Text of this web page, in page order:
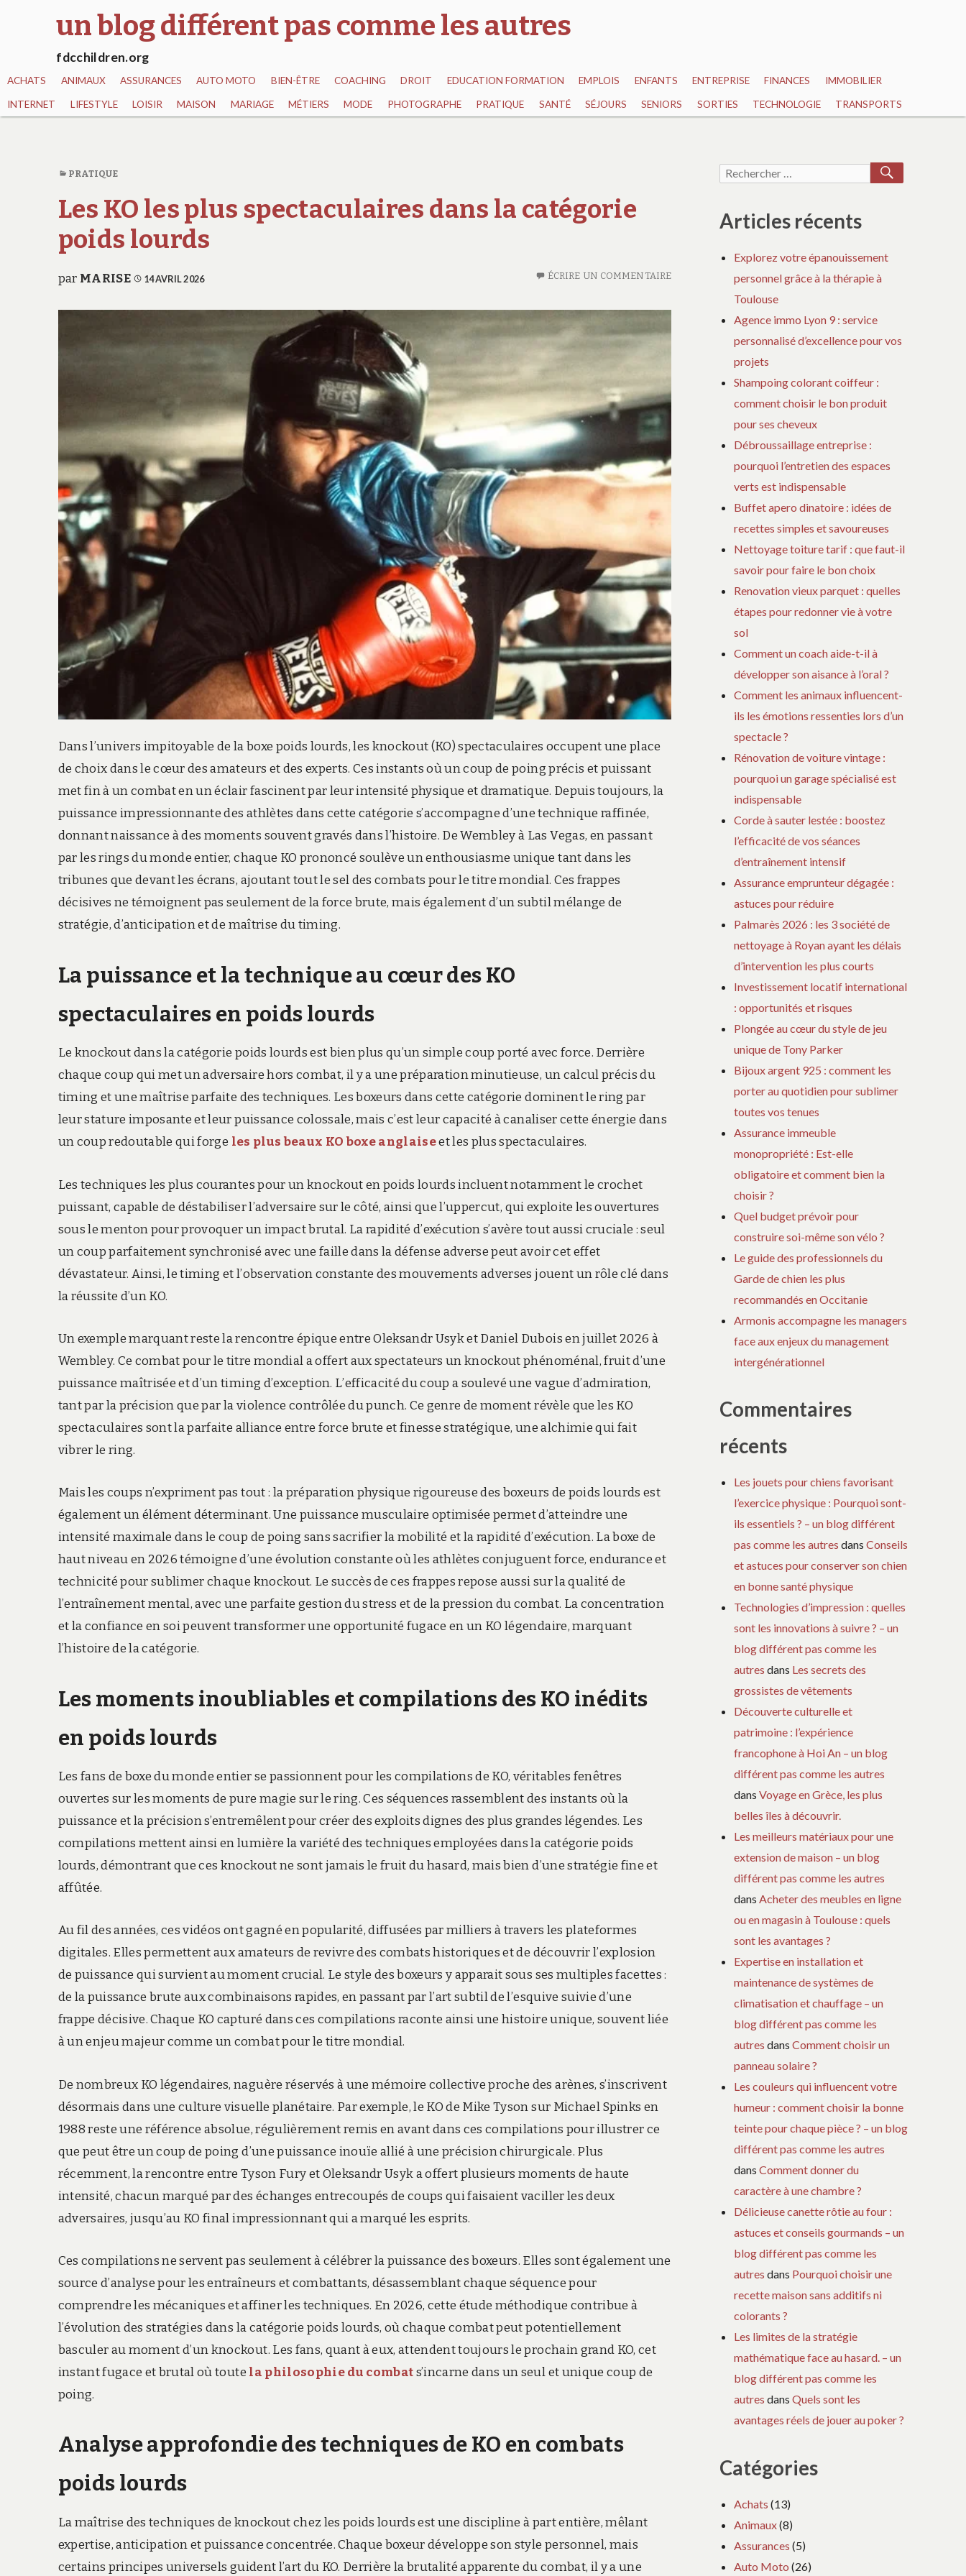
un blog différent pas comme les autres
fdcchildren.org
ACHATS ANIMAUX ASSURANCES AUTO MOTO BIEN-ÊTRE COACHING DROIT EDUCATION FORMATION EMPLOIS ENFANTS ENTREPRISE FINANCES IMMOBILIER
INTERNET LIFESTYLE LOISIR MAISON MARIAGE MÉTIERS MODE PHOTOGRAPHE PRATIQUE SANTÉ SÉJOURS SENIORS SORTIES TECHNOLOGIE TRANSPORTS
PRATIQUE
Les KO les plus spectaculaires dans la catégorie
poids lourds
par MARISE 14 AVRIL 2026 ÉCRIRE UN COMMENTAIRE
Dans l’univers impitoyable de la boxe poids lourds, les knockout (KO) spectaculaires occupent une place
de choix dans le cœur des amateurs et des experts. Ces instants où un coup de poing précis et puissant
met fin à un combat en un éclair fascinent par leur intensité physique et dramatique. Depuis toujours, la
puissance impressionnante des athlètes dans cette catégorie s’accompagne d’une technique raffinée,
donnant naissance à des moments souvent gravés dans l’histoire. De Wembley à Las Vegas, en passant
par les rings du monde entier, chaque KO prononcé soulève un enthousiasme unique tant dans les
tribunes que devant les écrans, ajoutant tout le sel des combats pour le titre mondial. Ces frappes
décisives ne témoignent pas seulement de la force brute, mais également d’un subtil mélange de
stratégie, d’anticipation et de maîtrise du timing.
La puissance et la technique au cœur des KO
spectaculaires en poids lourds
Le knockout dans la catégorie poids lourds est bien plus qu’un simple coup porté avec force. Derrière
chaque coup qui met un adversaire hors combat, il y a une préparation minutieuse, un calcul précis du
timing et une maîtrise parfaite des techniques. Les boxeurs dans cette catégorie dominent le ring par
leur stature imposante et leur puissance colossale, mais c’est leur capacité à canaliser cette énergie dans
un coup redoutable qui forge les plus beaux KO boxe anglaiseet les plus spectaculaires.
Les techniques les plus courantes pour un knockout en poids lourds incluent notamment le crochet
puissant, capable de déstabiliser l’adversaire sur le côté, ainsi que l’uppercut, qui exploite les ouvertures
sous le menton pour provoquer un impact brutal. La rapidité d’exécution s’avère tout aussi cruciale : seul
un coup parfaitement synchronisé avec une faille dans la défense adverse peut avoir cet effet
dévastateur. Ainsi, le timing et l’observation constante des mouvements adverses jouent un rôle clé dans
la réussite d’un KO.
Un exemple marquant reste la rencontre épique entre Oleksandr Usyk et Daniel Dubois en juillet 2026 à
Wembley. Ce combat pour le titre mondial a offert aux spectateurs un knockout phénoménal, fruit d’une
puissance maîtrisée et d’un timing d’exception. L’efficacité du coup a soulevé une vague d’admiration,
tant par la précision que par la violence contrôlée du punch. Ce genre de moment révèle que les KO
spectaculaires sont la parfaite alliance entre force brute et finesse stratégique, une alchimie qui fait
vibrer le ring.
Mais les coups n’expriment pas tout : la préparation physique rigoureuse des boxeurs de poids lourds est
également un élément déterminant. Une puissance musculaire optimisée permet d’atteindre une
intensité maximale dans le coup de poing sans sacrifier la mobilité et la rapidité d’exécution. La boxe de
haut niveau en 2026 témoigne d’une évolution constante où les athlètes conjuguent force, endurance et
technicité pour sublimer chaque knockout. Le succès de ces frappes repose aussi sur la qualité de
l’entraînement mental, avec une parfaite gestion du stress et de la pression du combat. La concentration
et la confiance en soi peuvent transformer une opportunité fugace en un KO légendaire, marquant
l’histoire de la catégorie.
Les moments inoubliables et compilations des KO inédits
en poids lourds
Les fans de boxe du monde entier se passionnent pour les compilations de KO, véritables fenêtres
ouvertes sur les moments de pure magie sur le ring. Ces séquences rassemblent des instants où la
puissance et la précision s’entremêlent pour créer des exploits dignes des plus grandes légendes. Les
compilations mettent ainsi en lumière la variété des techniques employées dans la catégorie poids
lourds, démontrant que ces knockout ne sont jamais le fruit du hasard, mais bien d’une stratégie fine et
affûtée.
Au fil des années, ces vidéos ont gagné en popularité, diffusées par milliers à travers les plateformes
digitales. Elles permettent aux amateurs de revivre des combats historiques et de découvrir l’explosion
de puissance qui survient au moment crucial. Le style des boxeurs y apparait sous ses multiples facettes :
de la puissance brute aux combinaisons rapides, en passant par l’art subtil de l’esquive suivie d’une
frappe décisive. Chaque KO capturé dans ces compilations raconte ainsi une histoire unique, souvent liée
à un enjeu majeur comme un combat pour le titre mondial.
De nombreux KO légendaires, naguère réservés à une mémoire collective proche des arènes, s’inscrivent
désormais dans une culture visuelle planétaire. Par exemple, le KO de Mike Tyson sur Michael Spinks en
1988 reste une référence absolue, régulièrement remis en avant dans ces compilations pour illustrer ce
que peut être un coup de poing d’une puissance inouïe allié à une précision chirurgicale. Plus
récemment, la rencontre entre Tyson Fury et Oleksandr Usyk a offert plusieurs moments de haute
intensité, chacun marqué par des échanges entrecoupés de coups qui faisaient vaciller les deux
adversaires, jusqu’au KO final impressionnant qui a marqué les esprits.
Ces compilations ne servent pas seulement à célébrer la puissance des boxeurs. Elles sont également une
source d’analyse pour les entraîneurs et combattants, désassemblant chaque séquence pour
comprendre les mécaniques et affiner les techniques. En 2026, cette étude méthodique contribue à
l’évolution des stratégies dans la catégorie poids lourds, où chaque combat peut potentiellement
basculer au moment d’un knockout. Les fans, quant à eux, attendent toujours le prochain grand KO, cet
instant fugace et brutal où toute la philosophie du combats’incarne dans un seul et unique coup de
poing.
Analyse approfondie des techniques de KO en combats
poids lourds
La maîtrise des techniques de knockout chez les poids lourds est une discipline à part entière, mêlant
expertise, anticipation et puissance concentrée. Chaque boxeur développe son style personnel, mais
certains principes universels guident l’art du KO. Derrière la brutalité apparente du combat, il y a une
Recherche
Articles récents
Explorez votre épanouissement
personnel grâce à la thérapie à
Toulouse
Agence immo Lyon 9 : service
personnalisé d’excellence pour vos
projets
Shampoing colorant coiffeur :
comment choisir le bon produit
pour ses cheveux
Débroussaillage entreprise :
pourquoi l’entretien des espaces
verts est indispensable
Buffet apero dinatoire : idées de
recettes simples et savoureuses
Nettoyage toiture tarif : que faut-il
savoir pour faire le bon choix
Renovation vieux parquet : quelles
étapes pour redonner vie à votre
sol
Comment un coach aide-t-il à
développer son aisance à l’oral ?
Comment les animaux influencent-
ils les émotions ressenties lors d’un
spectacle ?
Rénovation de voiture vintage :
pourquoi un garage spécialisé est
indispensable
Corde à sauter lestée : boostez
l’efficacité de vos séances
d’entraînement intensif
Assurance emprunteur dégagée :
astuces pour réduire
Palmarès 2026 : les 3 société de
nettoyage à Royan ayant les délais
d’intervention les plus courts
Investissement locatif international
: opportunités et risques
Plongée au cœur du style de jeu
unique de Tony Parker
Bijoux argent 925 : comment les
porter au quotidien pour sublimer
toutes vos tenues
Assurance immeuble
monopropriété : Est-elle
obligatoire et comment bien la
choisir ?
Quel budget prévoir pour
construire soi-même son vélo ?
Le guide des professionnels du
Garde de chien les plus
recommandés en Occitanie
Armonis accompagne les managers
face aux enjeux du management
intergénérationnel
Commentaires
récents
Les jouets pour chiens favorisant
l’exercice physique : Pourquoi sont-
ils essentiels ? – un blog différent
pas comme les autres dansConseils
et astuces pour conserver son chien
en bonne santé physique
Technologies d’impression : quelles
sont les innovations à suivre ? – un
blog différent pas comme les
autres dans Les secrets des
grossistes de vêtements
Découverte culturelle et
patrimoine : l’expérience
francophone à Hoi An – un blog
différent pas comme les autres
dansVoyage en Grèce, les plus
belles îles à découvrir.
Les meilleurs matériaux pour une
extension de maison – un blog
différent pas comme les autres
dansAcheter des meubles en ligne
ou en magasin à Toulouse : quels
sont les avantages ?
Expertise en installation et
maintenance de systèmes de
climatisation et chauffage – un
blog différent pas comme les
autres dansComment choisir un
panneau solaire ?
Les couleurs qui influencent votre
humeur : comment choisir la bonne
teinte pour chaque pièce ? – un blog
différent pas comme les autres
dansComment donner du
caractère à une chambre ?
Délicieuse canette rôtie au four :
astuces et conseils gourmands – un
blog différent pas comme les
autres dans Pourquoi choisir une
recette maison sans additifs ni
colorants ?
Les limites de la stratégie
mathématique face au hasard. – un
blog différent pas comme les
autres dansQuels sont les
avantages réels de jouer au poker ?
Catégories
Achats (13)
Animaux(8)
Assurances (5)
Auto Moto (26)